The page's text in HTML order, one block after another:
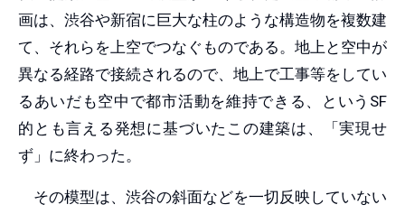
画は、渋谷や新宿に巨大な柱のような構造物を複数建
て、それらを上空でつなぐものである。地上と空中が
異なる経路で接続されるので、地上で工事等をしてい
るあいだも空中で都市活動を維持できる、というSF
的とも言える発想に基づいたこの建築は、「実現せ
ず」に終わった。
その模型は、渋谷の斜面などを一切反映していない